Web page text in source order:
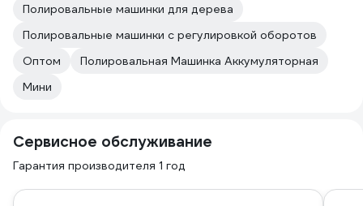
Полировальные машинки для дерева
Полировальные машинки с регулировкой оборотов
Оптом
Полировальная Машинка Аккумуляторная
Мини
Сервисное обслуживание
Гарантия производителя 1 год